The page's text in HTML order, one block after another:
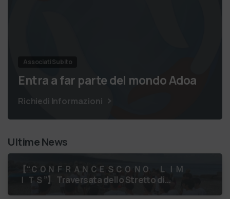
Associati Subito
Entra a far parte del mondo Adoa
Richiedi Informazioni
Ultime News
【 “ＣＯＮＦＲＡＮＣＥＳＣＯ ＮＯ ＬＩＭ
ＩＴＳ”】 Traversata dello Stretto di